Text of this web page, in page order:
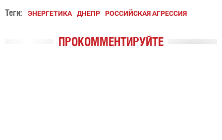
Теги: ЭНЕРГЕТИКА ДНЕПР РОССИЙСКАЯ АГРЕССИЯ
ПРОКОММЕНТИРУЙТЕ